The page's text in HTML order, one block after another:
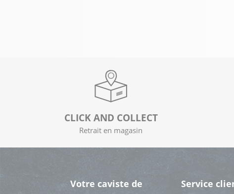
CLICK AND COLLECT
Retrait en magasin
Votre caviste de
Service